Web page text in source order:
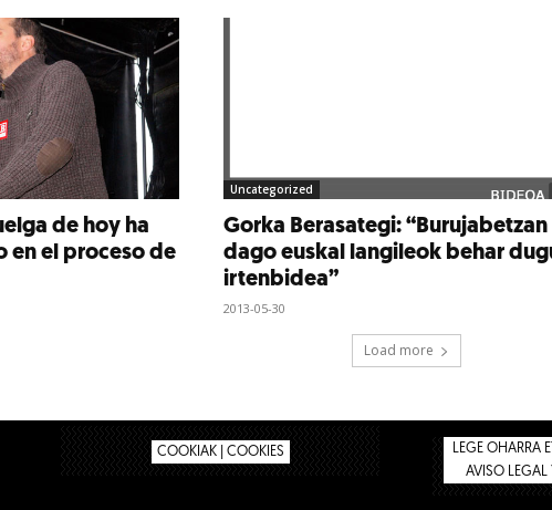
de hoy ha
en el proceso de
Uncategorized
Gorka Berasategi: “Burujabetzan
dago euskal langileok behar
irtenbidea”
2013-05-30
Load more
COOKIAK | COOKIES
LEGE OHARRA
AVISO LEGAL